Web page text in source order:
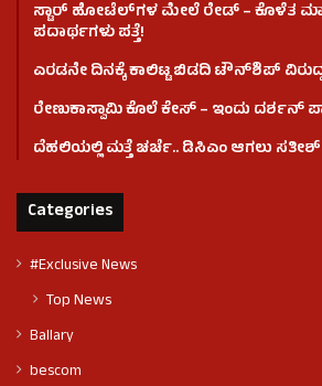
ಸ್ಟಾರ್ ಹೋಟೆಲ್​​​ಗಳ ಮೇಲೆ ರೇಡ್ – ಕೊಳೆತ
ಪದಾರ್ಥಗಳು ಪತ್ತೆ!
ಎರಡನೇ ದಿನಕ್ಕೆ ಕಾಲಿಟ್ಟ ಬಿಡದಿ ಟೌನ್​ಶಿಪ್
ರೇಣುಕಾಸ್ವಾಮಿ ಕೊಲೆ‌ ಕೇಸ್​ – ಇಂದು ದರ್ಶನ್
ದೆಹಲಿಯಲ್ಲಿ ಮತ್ತೆ ಚರ್ಚೆ.. ಡಿಸಿಎಂ ಆಗಲು ಸತೀಶ್
Categories
#Exclusive News
Top News
Ballary
bescom